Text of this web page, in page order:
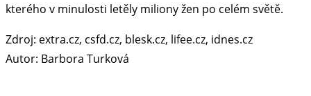
kterého v minulosti letěly miliony žen po celém světě.
Zdroj: extra.cz, csfd.cz, blesk.cz, lifee.cz, idnes.cz
Autor: Barbora Turková